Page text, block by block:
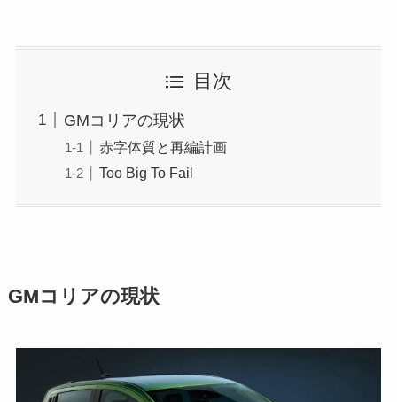
目次
GMコリアの現状
赤字体質と再編計画
Too Big To Fail
GMコリアの現状